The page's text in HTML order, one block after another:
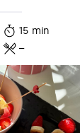
15 min
–